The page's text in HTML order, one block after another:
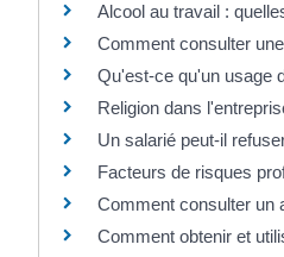
Alcool au travail :
Comment consulter
Qu'est-ce qu'un usage
Religion dans
Un salarié peut-il
Facteurs de risques
Comment consulter un
Comment obtenir et